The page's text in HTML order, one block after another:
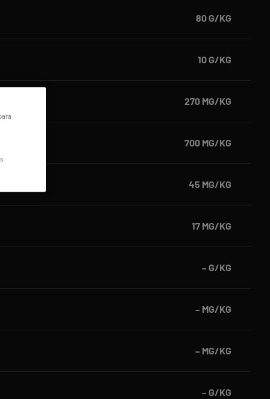
80 G/KG
10 G/KG
270 MG/KG
700 MG/KG
45 MG/KG
17 MG/KG
– G/KG
– MG/KG
– MG/KG
– G/KG